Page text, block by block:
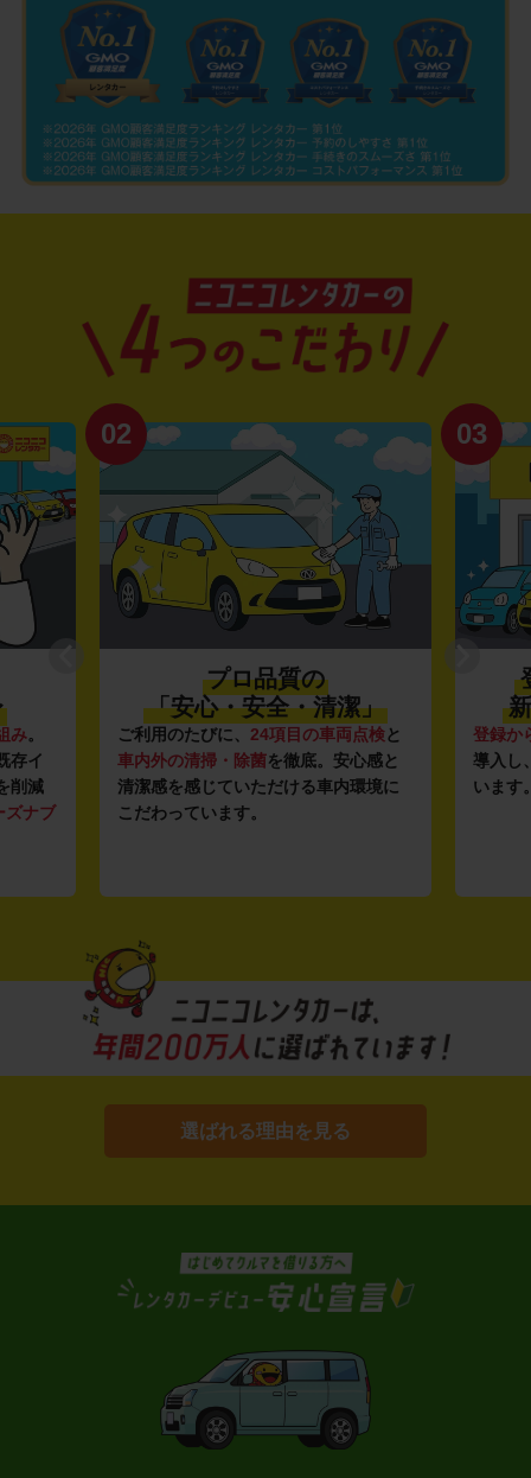
み。
存イ
削減
ズナブ
02
プロ品質の
「安心・安全・清潔」
ご利用のたびに、 24項目の車両点検と
車内外の清掃・除菌を徹底。安心感と
清潔感を感じていただける車内環境に
こだわっています。
03
登録か
導入し
います
選ばれる理由を見る